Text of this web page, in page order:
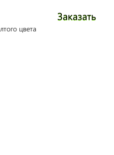
Заказать